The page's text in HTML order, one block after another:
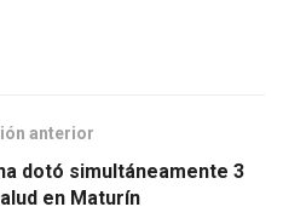
anterior
dotó simultáneamente 3
en Maturín